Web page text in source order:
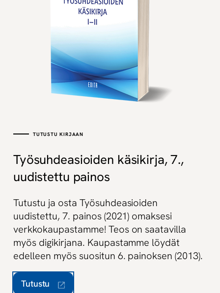
TUTUSTU KIRJAAN
Työsuhdeasioiden käsikirja, 7.,
uudistettu painos
Tutustu ja osta Työsuhdeasioiden
uudistettu, 7. painos (2021) omaksesi
verkkokaupastamme! Teos on saatavilla
myös digikirjana. Kaupastamme löydät
edelleen myös suositun 6. painoksen (2013).
Tutustu